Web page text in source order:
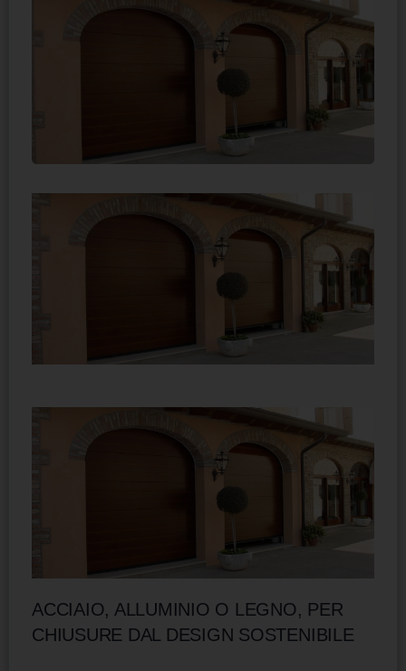
ACCIAIO, ALLUMINIO O LEGNO, PER
CHIUSURE DAL DESIGN SOSTENIBILE